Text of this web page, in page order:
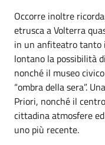
Occorre inoltre
etrusca a Volterra
in un anfiteatro tanto
lontano la possibilità
nonché il museo
“ombra della sera”.
Priori, nonché il
cittadina atmosfere
uno più recente.